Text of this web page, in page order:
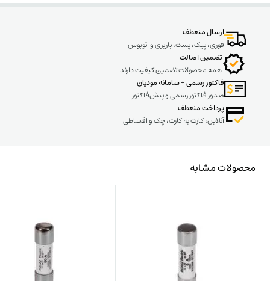
ارسال منعطف
فوری، پیک، پست، باربری و اتوبوس
تضمین اصالت
همه محصولات تضمین کیفیت دارند
فاکتور رسمی + سامانه مودیان
صدور فاکتور رسمی و پیش‌فاکتور
پرداخت منعطف
آنلاین، کارت به کارت، چک و اقساطی
محصولات مشابه